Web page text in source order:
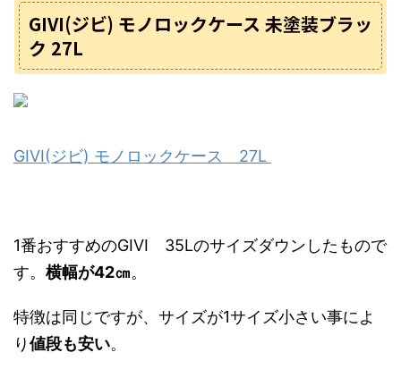
GIVI(ジビ) モノロックケース 未塗装ブラッ
ク 27L
GIVI(ジビ) モノロックケース 27L
1番おすすめのGIVI 35Lのサイズダウンしたもので
す。 横幅が42㎝。
特徴は同じですが、サイズが1サイズ小さい事によ
り値段も安い。